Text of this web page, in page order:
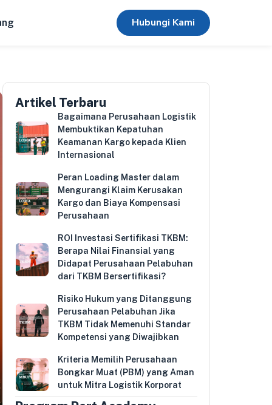
Hubungi Kami
Artikel Terbaru
Bagaimana Perusahaan Logistik
Membuktikan Kepatuhan
Keamanan Kargo kepada Klien
Internasional
Peran Loading Master dalam
Mengurangi Klaim Kerusakan
Kargo dan Biaya Kompensasi
Perusahaan
ROI Investasi Sertifikasi TKBM:
Berapa Nilai Finansial yang
Didapat Perusahaan Pelabuhan
dari TKBM Bersertifikasi?
Risiko Hukum yang Ditanggung
Perusahaan Pelabuhan Jika
TKBM Tidak Memenuhi Standar
Kompetensi yang Diwajibkan
Kriteria Memilih Perusahaan
Bongkar Muat (PBM) yang Aman
untuk Mitra Logistik Korporat